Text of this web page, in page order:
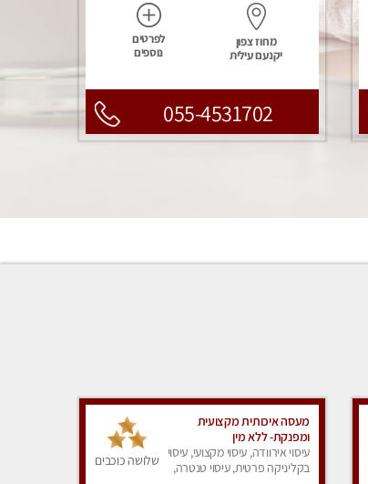
מחוז צפון
יקנעם עילית
לפרטים
נוספים
055-4531702
מעסה איכותית מקצועית
ומפנקת- ללא מין
עיסוי אירוודה, עיסוי מקצועי, עיסוי
בקליניקה פרטית, עיסוי טנטרה,
שלושה כוכבים